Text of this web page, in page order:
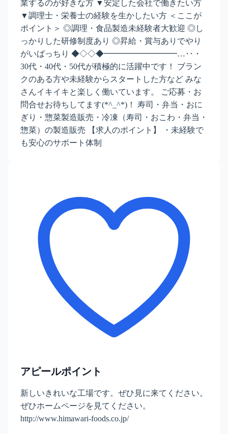
業するのが好きな方 ▼安定した会社で働きたい方
▼調理士・栄養士の経験を生かしたい方 ＜ここが
ポイント＞ ◎調理・食品製造未経験者大歓迎 ◎し
っかりした研修制度あり ◎昇給・賞与ありでやり
がいばっちり ◆◇◇◆━━━━━━━━━…‥・
30代・40代・50代が積極的に活躍中です！ ブラン
クのある方や未経験からスタートした方など みな
さんイキイキと楽しく働いています。 ご応募・お
問合せお待ちしてます(*^_^*)！ 寿司・弁当・おに
ぎり・惣菜製造販売・冷凍（寿司・おこわ・弁当・
惣菜）の製造販売 【求人のポイント】 ・未経験で
も安心のサポート体制
アピールポイント
新しいきれいな工場です。ぜひ見に来てください。
ぜひホームページを見てください。
http://www.himawari-foods.co.jp/